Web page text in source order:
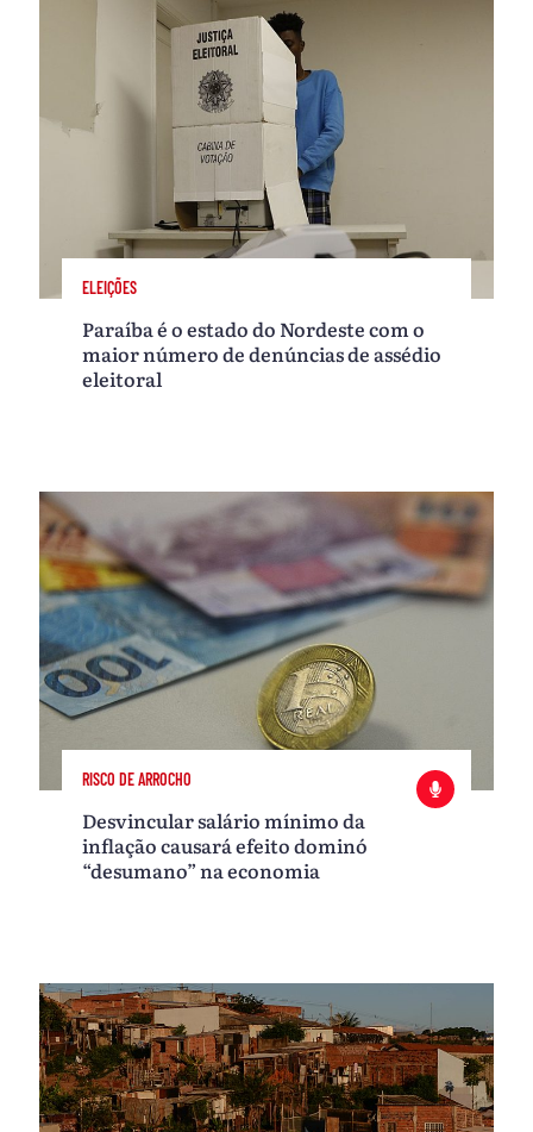
ELEIÇÕES
Paraíba é o estado do Nordeste com o
maior número de denúncias de assédio
eleitoral
RISCO DE ARROCHO
Desvincular salário mínimo da
inflação causará efeito dominó
“desumano” na economia